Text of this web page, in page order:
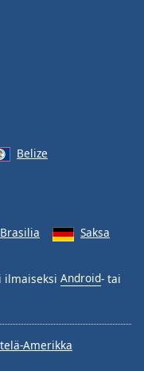
Belize
Brasilia Saksa
ilmaiseksi Android- tai
Amerikka